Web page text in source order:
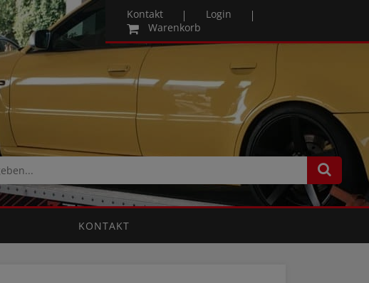
Kontakt
Login
Warenkorb
KONTAKT